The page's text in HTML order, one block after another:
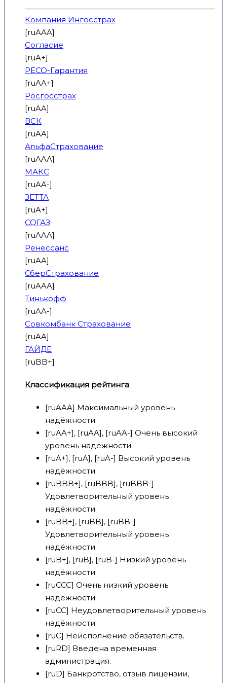
Компания Ингосстрах
[ruAAA]
Согласие
[ruA+]
РЕСО-Гарантия
[ruAA+]
Росгосстрах
[ruAA]
ВСК
[ruAA]
АльфаСтрахование
[ruAAA]
МАКС
[ruAA-]
ЗЕТТА
[ruA+]
СОГАЗ
[ruAAA]
Ренессанс
[ruAA]
СберСтрахование
[ruAAA]
Тинькофф
[ruAA-]
Совкомбанк Страхование
[ruAA]
ГАЙДЕ
[ruBB+]
Классификация рейтинга
[ruAAA] Максимальный уровень
надёжности.
[ruAA+], [ruAA], [ruAA-] Очень высокий
уровень надёжности.
[ruA+], [ruA], [ruA-] Высокий уровень
надёжности.
[ruBBB+], [ruBBB], [ruBBB-]
Удовлетворительный уровень
надёжности.
[ruBB+], [ruBB], [ruBB-]
Удовлетворительный уровень
надёжности.
[ruB+], [ruB], [ruB-] Низкий уровень
надёжности.
[ruCCC] Очень низкий уровень
надёжности.
[ruCC] Неудовлетворительный уровень
надёжности.
[ruC] Неисполнение обязательств.
[ruRD] Введена временная
администрация.
[ruD] Банкротство, отзыв лицензии,